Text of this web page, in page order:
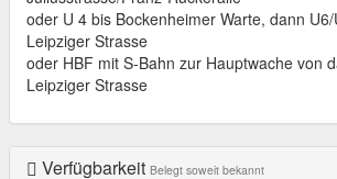
oder U 4 bis Bockenheimer Warte, dann
Leipziger Strasse
oder HBF mit S-Bahn zur Hauptwache von
Leipziger Strasse
Verfügbarkeit Belegt soweit bekannt